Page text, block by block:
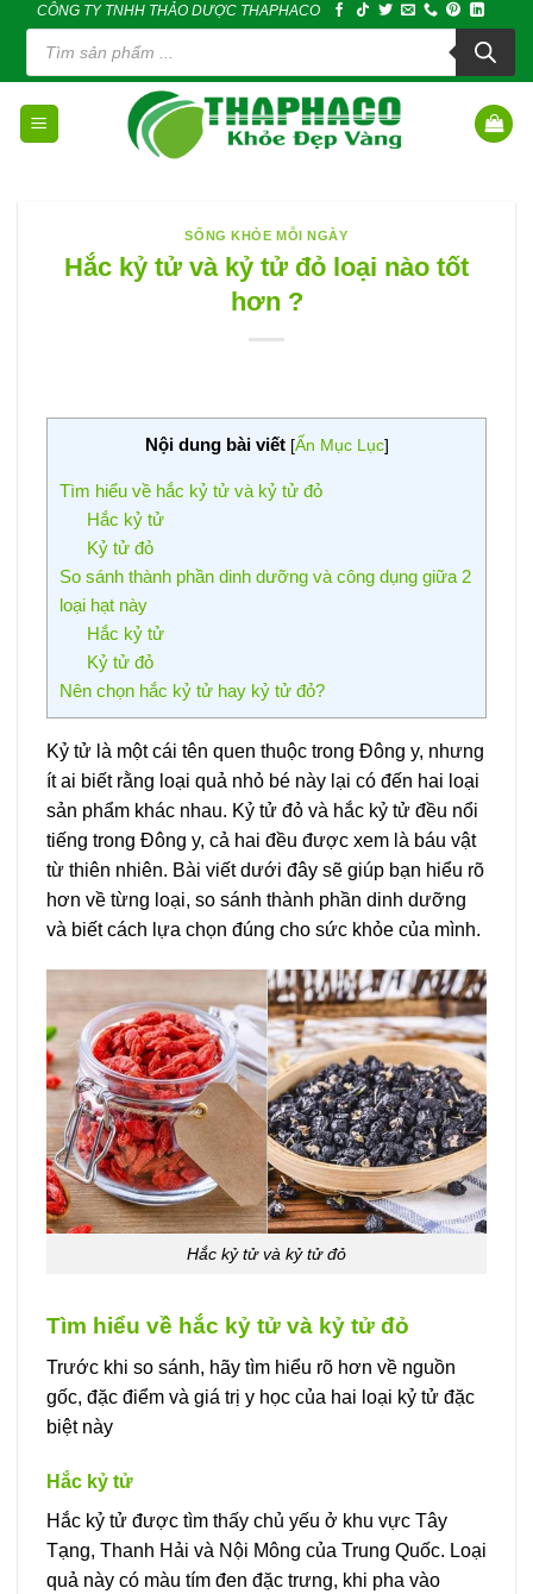
content
CÔNG TY TNHH THẢO DƯỢC THAPHACO
Tìm
kiếm
phẩm
SỐNG KHỎE MỖI NGÀY
Hắc kỷ tử và kỷ tử đỏ loại nào tốt
hơn ?
Nội dung bài viết [Ẩn Mục Lục]
Tìm hiểu về hắc kỷ tử và kỷ tử đỏ
Hắc kỷ tử
Kỷ tử đỏ
So sánh thành phần dinh dưỡng và công dụng giữa 2
loại hạt này
Hắc kỷ tử
Kỷ tử đỏ
Nên chọn hắc kỷ tử hay kỷ tử đỏ?
Kỷ tử là một cái tên quen thuộc trong Đông y, nhưng
ít ai biết rằng loại quả nhỏ bé này lại có đến hai loại
sản phẩm khác nhau. Kỷ tử đỏ và hắc kỷ tử đều nổi
tiếng trong Đông y, cả hai đều được xem là báu vật
từ thiên nhiên. Bài viết dưới đây sẽ giúp bạn hiểu rõ
hơn về từng loại, so sánh thành phần dinh dưỡng
và biết cách lựa chọn đúng cho sức khỏe của mình.
Hắc kỷ tử và kỷ tử đỏ
Tìm hiểu về hắc kỷ tử và kỷ tử đỏ
Trước khi so sánh, hãy tìm hiểu rõ hơn về nguồn
gốc, đặc điểm và giá trị y học của hai loại kỷ tử đặc
biệt này
Hắc kỷ tử
Hắc kỷ tử được tìm thấy chủ yếu ở khu vực Tây
Tạng, Thanh Hải và Nội Mông của Trung Quốc. Loại
quả này có màu tím đen đặc trưng, khi pha vào